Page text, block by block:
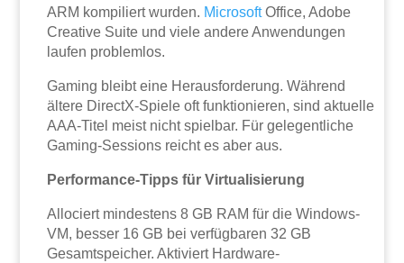
ARM kompiliert wurden. MicrosoftOffice, Adobe
Creative Suite und viele andere Anwendungen
laufen problemlos.
Gaming bleibt eine Herausforderung. Während
ältere DirectX-Spiele oft funktionieren, sind aktuelle
AAA-Titel meist nicht spielbar. Für gelegentliche
Gaming-Sessions reicht es aber aus.
Performance-Tipps für Virtualisierung
Allociert mindestens 8 GB RAM für die Windows-
VM, besser 16 GB bei verfügbaren 32 GB
Gesamtspeicher. Aktiviert Hardware-